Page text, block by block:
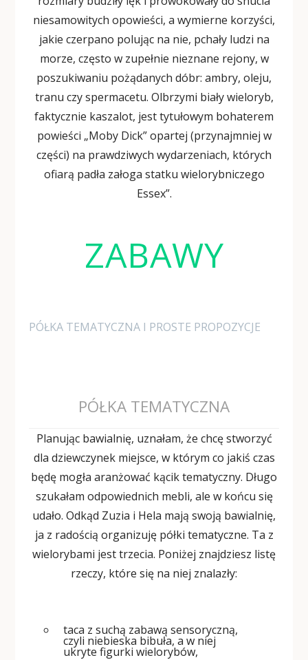
niesamowitych opowieści, a wymierne korzyści,
jakie czerpano polując na nie, pchały ludzi na
morze, często w zupełnie nieznane rejony, w
poszukiwaniu pożądanych dóbr: ambry, oleju,
tranu czy spermacetu. Olbrzymi biały wieloryb,
faktycznie kaszalot, jest tytułowym bohaterem
powieści „Moby Dick” opartej (przynajmniej w
części) na prawdziwych wydarzeniach, których
ofiarą padła załoga statku wielorybniczego
Essex”.
ZABAWY
PÓŁKA TEMATYCZNA I PROSTE PROPOZYCJE
PÓŁKA TEMATYCZNA
Planując bawialnię, uznałam, że chcę stworzyć
dla dziewczynek miejsce, w którym co jakiś czas
będę mogła aranżować kącik tematyczny. Długo
szukałam odpowiednich mebli, ale w końcu się
udało. Odkąd Zuzia i Hela mają swoją bawialnię,
ja z radością organizuję półki tematyczne. Ta z
wielorybami jest trzecia. Poniżej znajdziesz listę
rzeczy, które się na niej znalazły:
taca z suchą zabawą sensoryczną,
czyli niebieska bibuła, a w niej
ukryte figurki wielorybów,